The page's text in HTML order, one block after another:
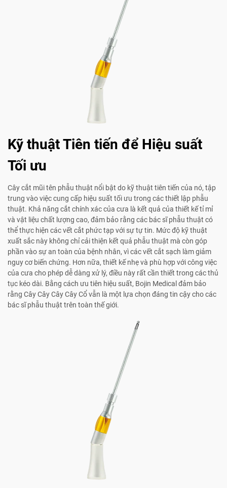
Kỹ thuật Tiên tiến để Hiệu suất
Tối ưu
Cây cắt mũi tên phẫu thuật nổi bật do kỹ thuật tiên tiến của nó, tập
trung vào việc cung cấp hiệu suất tối ưu trong các thiết lập phẫu
thuật. Khả năng cắt chính xác của cưa là kết quả của thiết kế tỉ mỉ
và vật liệu chất lượng cao, đảm bảo rằng các bác sĩ phẫu thuật có
thể thực hiện các vết cắt phức tạp với sự tự tin. Mức độ kỹ thuật
xuất sắc này không chỉ cải thiện kết quả phẫu thuật mà còn góp
phần vào sự an toàn của bệnh nhân, vì các vết cắt sạch làm giảm
nguy cơ biến chứng. Hơn nữa, thiết kế nhẹ và phù hợp với công việc
của cưa cho phép dễ dàng xử lý, điều này rất cần thiết trong các thủ
tục kéo dài. Bằng cách ưu tiên hiệu suất, Bojin Medical đảm bảo
rằng Cây Cây Cây Cây Cổ vẫn là một lựa chọn đáng tin cậy cho các
bác sĩ phẫu thuật trên toàn thế giới.